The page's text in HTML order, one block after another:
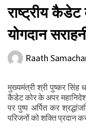
राष्ट्रीय
योगदान
Raath
मुख्यमंत्री श्री पुष्कर सिंह
कैडेट कोर के अपर
पर पुष्प अर्पित कर
परिजनों को शक्ति प्रदान